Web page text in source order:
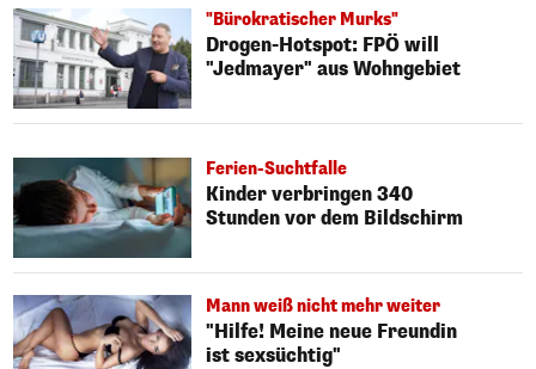
"Bürokratischer Murks"
Drogen-Hotspot: FPÖ will
"Jedmayer" aus Wohngebiet
Ferien-Suchtfalle
Kinder verbringen 340
Stunden vor dem Bildschirm
Mann weiß nicht mehr weiter
"Hilfe! Meine neue Freundin
ist sexsüchtig"